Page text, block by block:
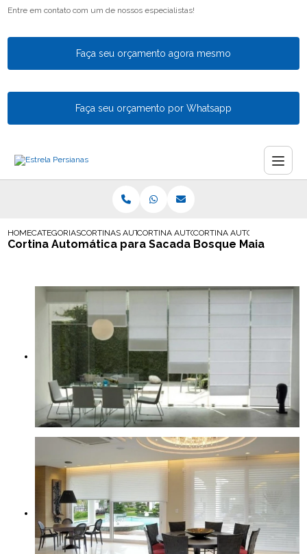
Entre em contato com um de nossos especialistas!
Faça seu orçamento agora mesmo
Faça seu orçamento por Whatsapp
HOMECATEGORIASCORTINAS AUTOMATICASCORTINA AUTOMATICA PARA AREA DE
CORTINA AUTOMATICA
Cortina Automática para Sacada Bosque Maia